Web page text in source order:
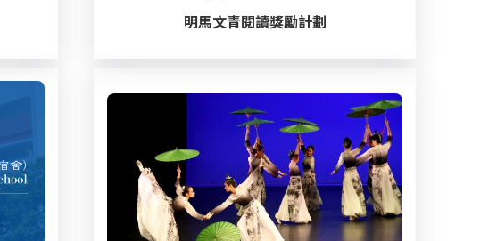
明馬文青閱讀獎勵計劃